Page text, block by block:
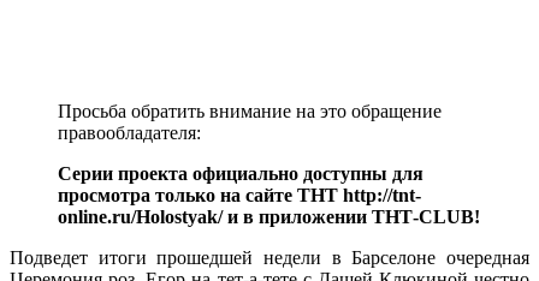
Просьба обратить внимание на это обращение
правообладателя:
Серии проекта официально доступны для
просмотра только на сайте ТНТ http://tnt-
online.ru/Holostyak/ и в приложении ТНТ-CLUB!
Подведет итоги прошедшей недели в Барселоне очередная